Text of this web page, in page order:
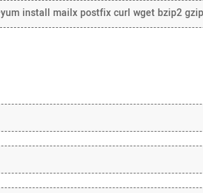
yum install mailx postfix curl wget bzip2